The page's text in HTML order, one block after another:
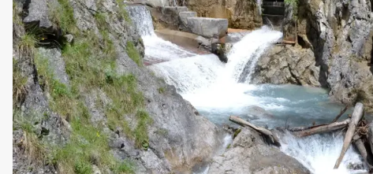
WILLKOMMEN
UNTERKÜNFTE